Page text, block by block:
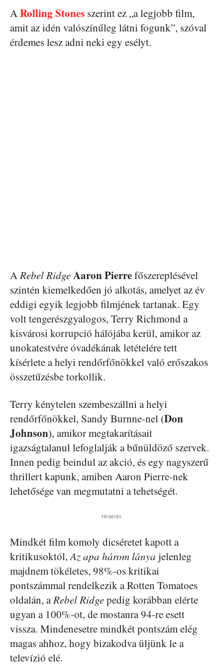
ARolling Stones szerint ez „a legjobb film,
amit az idén valószínűleg látni fogunk”, szóval
érdemes lesz adni neki egy esélyt.
ARebel RidgeAaron Pierrefőszereplésével
szintén kiemelkedően jó alkotás, amelyet az év
eddigi egyik legjobb filmjének tartanak. Egy
volt tengerészgyalogos, Terry Richmond a
kisvárosi korrupció hálójába kerül, amikor az
unokatestvére óvadékának letételére tett
kísérlete a helyi rendőrfőnökkel való erőszakos
összetűzésbe torkollik.
Terry kénytelen szembeszállni a helyi
rendőrfőnökkel, Sandy Burnne-nel (Don
Johnson), amikor megtakarításait
igazságtalanul lefoglalják a bűnüldöző szervek.
Innen pedig beindul az akció, és egy nagyszerű
thrillert kapunk, amiben Aaron Pierre-nek
lehetősége van megmutatni a tehetségét.
Hirdetés
Mindkét film komoly dicséretet kapott a
kritikusoktól,Az apa három lánya jelenleg
majdnem tökéletes, 98%-os kritikai
pontszámmal rendelkezik a Rotten Tomatoes
oldalán, aRebel Ridgepedig korábban elérte
ugyan a 100%-ot, de mostanra 94-re esett
vissza. Mindenesetre mindkét pontszám elég
magas ahhoz, hogy bizakodva üljünk le a
televízió elé.